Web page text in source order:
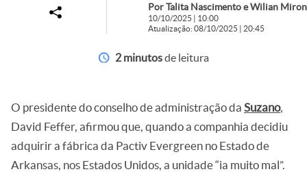
Por Talita Nascimento e Wilian Miron
10/10/2025 | 10:00
Atualização: 08/10/2025 | 20:45
2 minutosde leitura
O presidente do conselho de administração da Suzano,
David Feffer, afirmou que, quando a companhia decidiu
adquirir a fábrica da Pactiv Evergreen no Estado de
Arkansas, nos Estados Unidos, a unidade “ia muito mal”.